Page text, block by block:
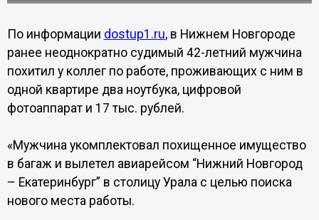
По информации dostup1.ru, в Нижнем Новгороде
ранее неоднократно судимый 42-летний мужчина
похитил у коллег по работе, проживающих с ним в
одной квартире два ноутбука, цифровой
фотоаппарат и 17 тыс. рублей.
«Мужчина укомплектовал похищенное имущество
в багаж и вылетел авиарейсом “Нижний Новгород
– Екатеринбург” в столицу Урала с целью поиска
нового места работы.